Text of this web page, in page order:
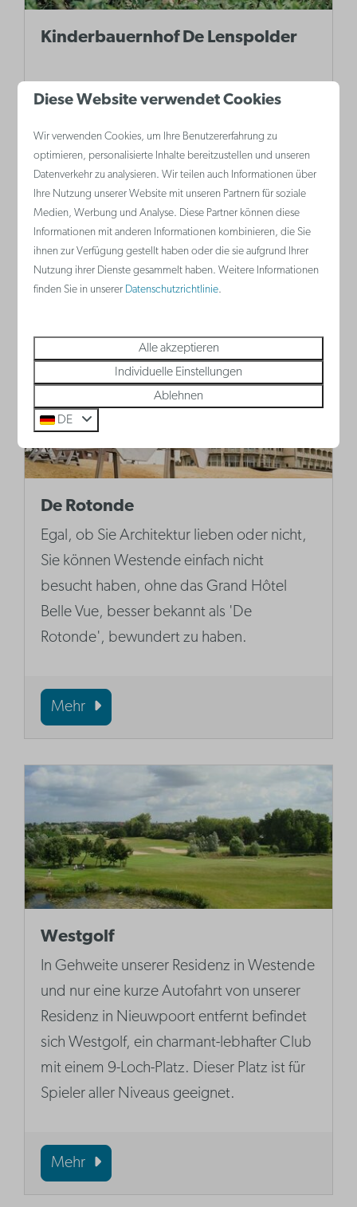
Kinderbauernhof De Lenspolder
Auf diesem Kinderbauernhof können
Kinder das echte Landleben kennenlernen.
Hier können sie landwirtschaftliche
Produkte entdecken und auch selbst
verarbeiten.
Mehr
De Rotonde
Egal, ob Sie Architektur lieben oder nicht,
Sie können Westende einfach nicht
besucht haben, ohne das Grand Hôtel
Belle Vue, besser bekannt als 'De
Rotonde', bewundert zu haben.
Mehr
Westgolf
In Gehweite unserer Residenz in Westende
und nur eine kurze Autofahrt von unserer
Residenz in Nieuwpoort entfernt befindet
sich Westgolf, ein charmant-lebhafter Club
mit einem 9-Loch-Platz. Dieser Platz ist für
Spieler aller Niveaus geeignet.
Mehr
Diese Website verwendet Cookies
Wir verwenden Cookies, um Ihre Benutzererfahrung zu
optimieren, personalisierte Inhalte bereitzustellen und unseren
Datenverkehr zu analysieren. Wir teilen auch Informationen über
Ihre Nutzung unserer Website mit unseren Partnern für soziale
Medien, Werbung und Analyse. Diese Partner können diese
Informationen mit anderen Informationen kombinieren, die Sie
ihnen zur Verfügung gestellt haben oder die sie aufgrund Ihrer
Nutzung ihrer Dienste gesammelt haben. Weitere Informationen
finden Sie in unserer Datenschutzrichtlinie.
Alle akzeptieren
Individuelle Einstellungen
Ablehnen
DE